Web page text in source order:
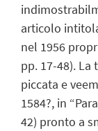
articolo
nel 1956
pp. 17-48). La
piccata e
1584?, in
42) pronto a